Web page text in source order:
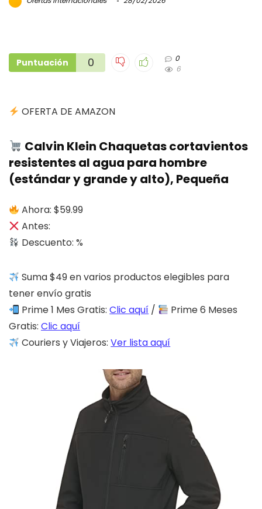
Puntuación 0
0
6
OFERTA DE AMAZON
Calvin Klein Chaquetas cortavientos
resistentes al agua para hombre
(estándar y grande y alto), Pequeña
Ahora: $59.99
Antes:
Descuento: %
Suma $49 en varios productos elegibles para
tener envío gratis
Prime 1 Mes Gratis:Clic aquí /
Prime 6 Meses
Gratis: Clic aquí
Couriers y Viajeros:Ver lista aquí